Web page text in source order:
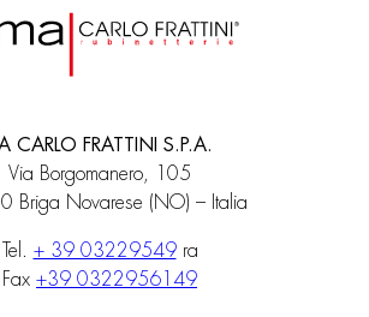
CARLO FRATTINI S.P.A.
Via Borgomanero, 105
Briga Novarese (NO) – Italia
Tel. + 39 03229549ra
Fax +39 0322956149